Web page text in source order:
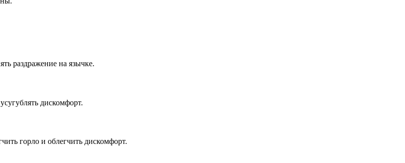
раздражение на язычке.
дискомфорт.
горло и облегчить дискомфорт.